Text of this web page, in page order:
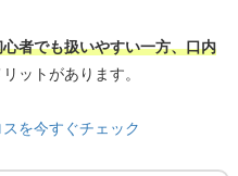
者でも扱いやすい一方、口内
ットがあります。
を今すぐチェック